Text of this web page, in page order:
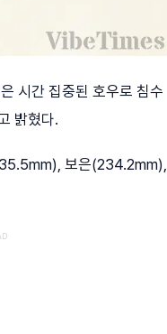
시간 집중된 호우로 침수
밝혔다.
보은(234.2mm),